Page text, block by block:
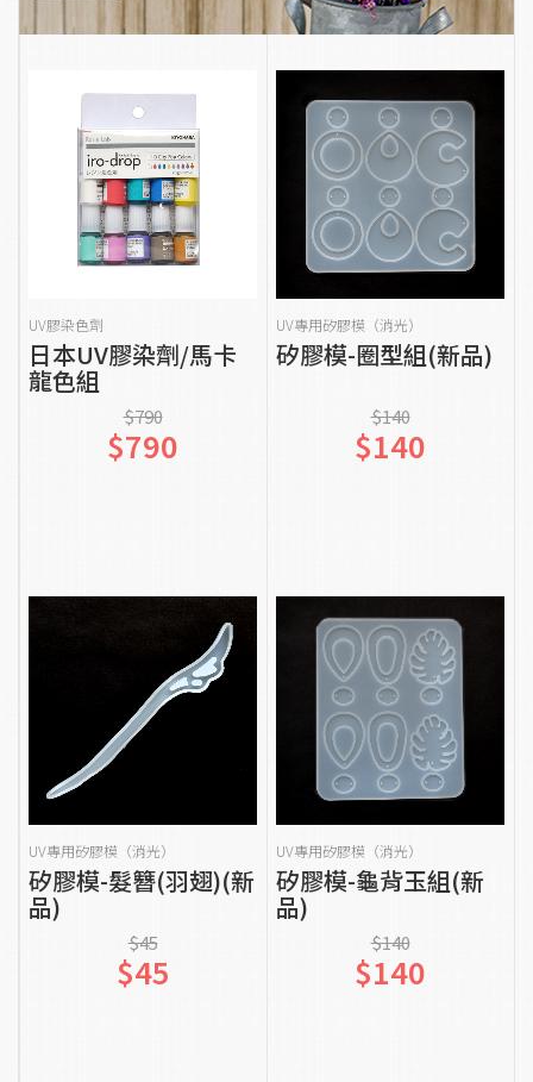
貨到通知我
UV膠染色劑
日本UV膠染劑/馬卡
龍色組
$790
$790
貨到通知我
UV專用矽膠模（消光）
矽膠模-髮簪(羽翅)(新
品)
$45
$45
加入購物車
UV專用矽膠模（消光）
矽膠模-圈型組(新品)
$140
$140
貨到通知我
UV專用矽膠模（消光）
矽膠模-龜背玉組(新
品)
$140
$140